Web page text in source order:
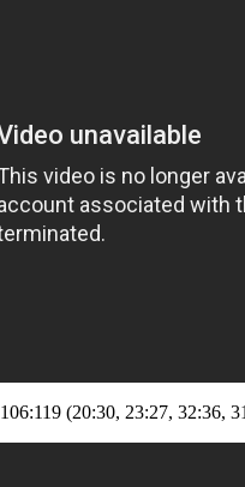
106:119 (20:30, 23:27, 32:36,